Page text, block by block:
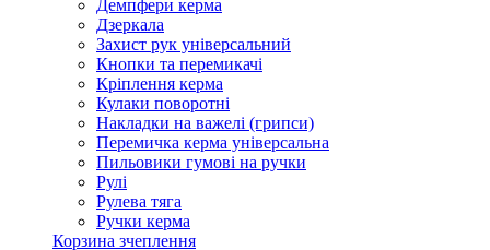
Демпфери керма
Дзеркала
Захист рук універсальний
Кнопки та перемикачі
Кріплення керма
Кулаки поворотні
Накладки на важелі (грипси)
Перемичка керма універсальна
Пильовики гумові на ручки
Рулі
Рулева тяга
Ручки керма
Корзина зчеплення